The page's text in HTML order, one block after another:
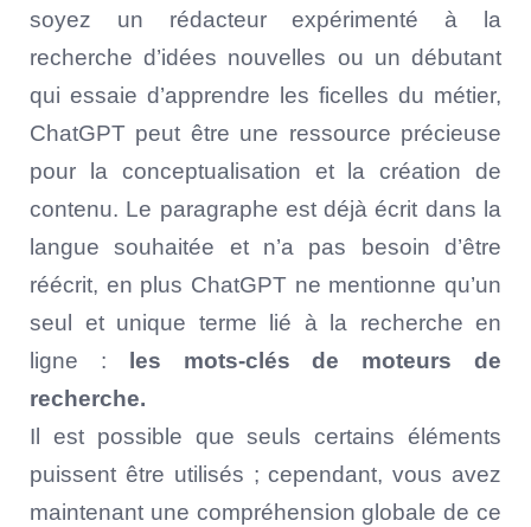
soyez un rédacteur expérimenté à la
recherche d’idées nouvelles ou un débutant
qui essaie d’apprendre les ficelles du métier,
ChatGPT peut être une ressource précieuse
pour la conceptualisation et la création de
contenu. Le paragraphe est déjà écrit dans la
langue souhaitée et n’a pas besoin d’être
réécrit, en plus ChatGPT ne mentionne qu’un
seul et unique terme lié à la recherche en
ligne :
les mots-clés de moteurs de
recherche.
Il est possible que seuls certains éléments
puissent être utilisés ; cependant, vous avez
maintenant une compréhension globale de ce